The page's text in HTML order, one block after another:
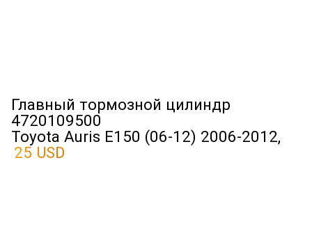
Главный тормозной цилиндр
4720109500
Toyota Auris E150 (06-12) 2006-2012,
25 USD